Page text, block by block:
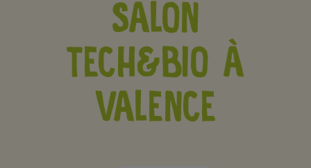
SALON
TECH&BIO À
VALENCE